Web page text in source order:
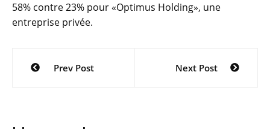
58% contre 23% pour «Optimus Holding», une
entreprise privée.
Navigation
Prev Post Next Post